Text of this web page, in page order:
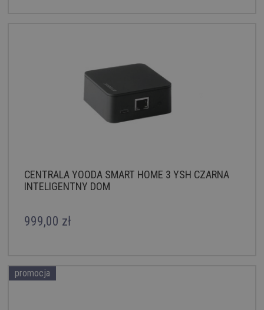
CENTRALA YOODA SMART HOME 3 YSH CZARNA
INTELIGENTNY DOM
999,00 zł
promocja